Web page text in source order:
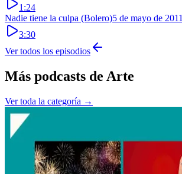
1:24
Nadie tiene la culpa (Bolero)5 de mayo de 2011
3:30
Ver todos los episodios
Más podcasts de Arte
Ver toda la categoría →